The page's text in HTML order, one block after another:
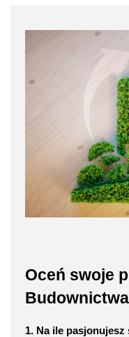
Oceń swoje
1. Na ile